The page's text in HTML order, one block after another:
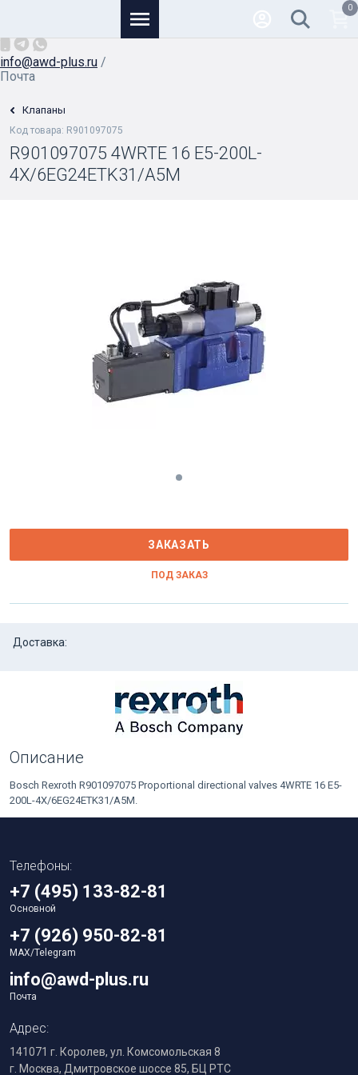
info@awd-plus.ru /
Почта
0
Клапаны
Код товара: R901097075
R901097075 4WRTE 16 E5-200L-
4X/6EG24ETK31/A5M
ЗАКАЗАТЬ
ПОД ЗАКАЗ
Доставка:
Описание
Bosch Rexroth R901097075 Proportional directional valves 4WRTE 16 E5-
200L-4X/6EG24ETK31/A5M.
Телефоны:
+7 (495) 133-82-81
Основной
+7 (926) 950-82-81
MAX/Telegram
info@awd-plus.ru
Почта
Адрес:
141071 г. Королев, ул. Комсомольская 8
г. Москва, Дмитровское шоссе 85, БЦ РТС